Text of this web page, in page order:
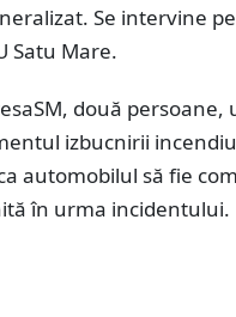
Se intervine
Satu Mare.
două persoane,
izbucnirii
automobilul să fie
în urma incidentului.